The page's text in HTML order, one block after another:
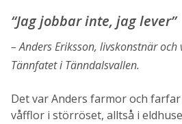
“Jag jobbar inte, jag lever”
Anders Eriksson, livskonstnär
Tännfatet i Tänndalsvallen.
Det var Anders farmor och
våfflor i störröset, alltså i